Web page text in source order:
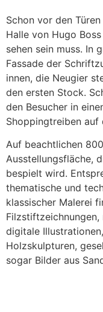
Schon vor den
Halle von Hugo
sehen sein muss. In
Fassade der
innen, die Neugier
den ersten Stock.
den Besucher in
Shoppingtreiben auf
Auf beachtlichen
Ausstellungsfläche,
bespielt wird.
thematische und
klassischer Malerei
digitale
Holzskulpturen,
sogar Bilder aus